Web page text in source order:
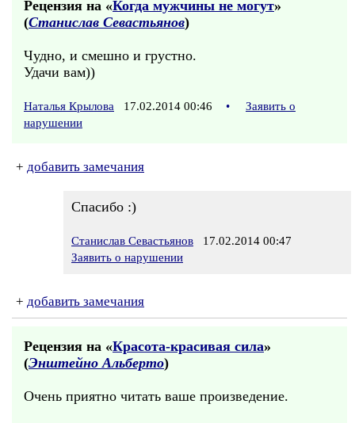
Рецензия на «Когда мужчины не могут»
(Станислав Севастьянов)
Чудно, и смешно и грустно.
Удачи вам))
Наталья Крылова 17.02.2014 00:46 •
Заявить о
нарушении
+ добавить замечания
Спасибо :)
Станислав Севастьянов 17.02.2014 00:47
Заявить о нарушении
+ добавить замечания
Рецензия на «Красота-красивая сила»
(Энштейно Альберто)
Очень приятно читать ваше произведение.